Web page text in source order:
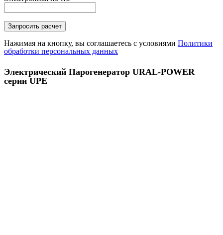
Нажимая на кнопку, вы соглашаетесь с условиями Политики
обработки персональных данных
Электрический Парогенератор URAL-POWER
серии UPE